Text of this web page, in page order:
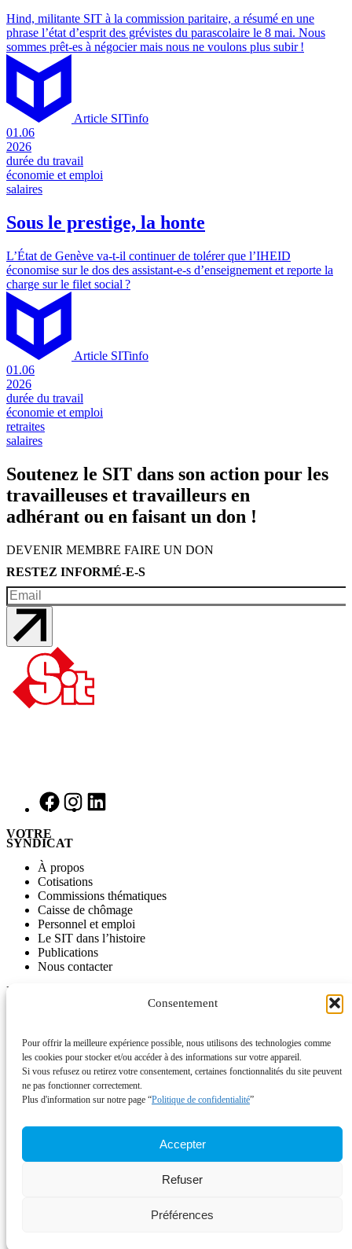
Consentement
Pour offrir la meilleure expérience possible, nous utilisons des technologies comme
les cookies pour stocker et/ou accéder à des informations sur votre appareil.
Si vous refusez ou retirez votre consentement, certaines fonctionnalités du site peuvent
ne pas fonctionner correctement.
Plus d'information sur notre page “Politique de confidentialité”
Accepter
Refuser
Préférences
Hind, militante SIT à la commission paritaire, a résumé en une
phrase l’état d’esprit des grévistes du parascolaire le 8 mai. Nous
sommes prêt-es à négocier mais nous ne voulons plus subir !
Article SITinfo
01.06
2026
durée du travail
économie et emploi
salaires
Sous le prestige, la honte
L’État de Genève va-t-il continuer de tolérer que l’IHEID
économise sur le dos des assistant-e-s d’enseignement et reporte la
charge sur le filet social ?
Article SITinfo
01.06
2026
durée du travail
économie et emploi
retraites
salaires
Soutenez le SIT dans son action pour les
travailleuses et travailleurs en
adhérant ou en faisant un don !
DEVENIR MEMBRE FAIRE UN DON
RESTEZ INFORMÉ-E-S
VOTRE
SYNDICAT
À propos
Cotisations
Commissions thématiques
Caisse de chômage
Personnel et emploi
Le SIT dans l’histoire
Publications
Nous contacter
INFORMATIONS
Nos vidéos
L’ancien site du SIT disponible comme archive
ACTUALITÉS
Campagnes
Communiqués de presse